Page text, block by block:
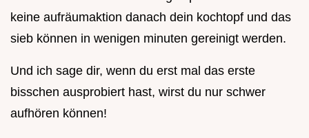
keine aufräumaktion danach dein kochtopf und das
sieb können in wenigen minuten gereinigt werden.
Und ich sage dir, wenn du erst mal das erste
bisschen ausprobiert hast, wirst du nur schwer
aufhören können!